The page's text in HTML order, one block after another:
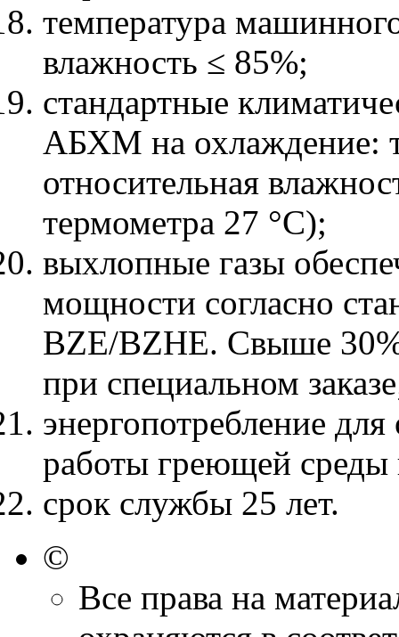
температура
влажность ≤ 85%;
стандартные
АБХМ на охлаждение:
относительная
термометра 27 °С);
выхлопные газы
мощности согласно
BZE/BZHE. Свыше
при специальном
энергопотребление
работы греющей среды
срок службы 25 лет.
©
Все права на